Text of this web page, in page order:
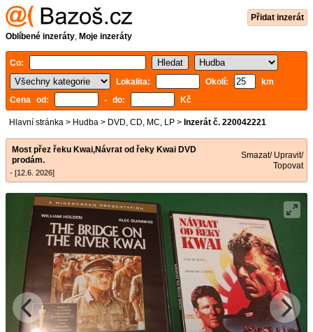
Přidat inzerát
Oblíbené inzeráty, Moje inzeráty
Co:
Lokalita:
Okolí:
km
Cena od:
- do: Kč
Hlavní stránka > Hudba > DVD, CD, MC, LP > Inzerát č. 220042221
Most přez řeku Kwai,Návrat od řeky Kwai DVD
prodám.
- [12.6. 2026]
Smazat/ Upravit/
Topovat